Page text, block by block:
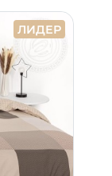
ЛИДЕР